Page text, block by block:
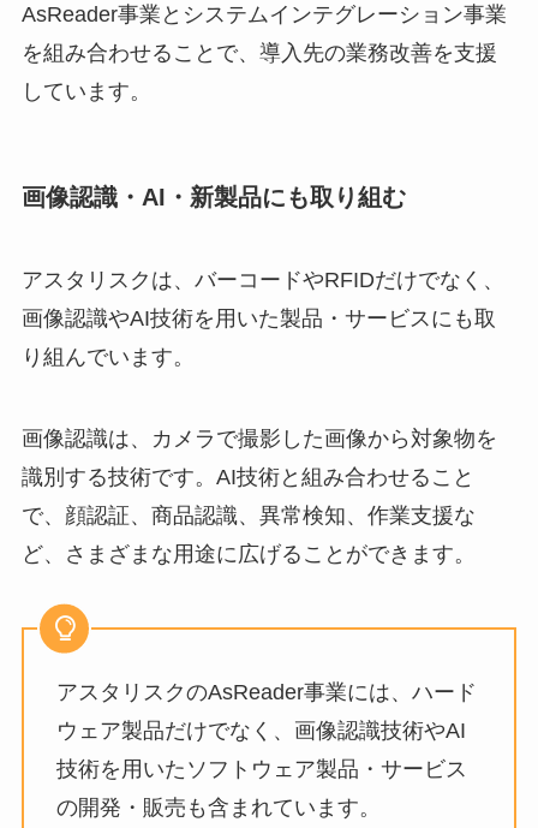
AsReader事業とシステムインテグレーション事業
を組み合わせることで、導入先の業務改善を支援
しています。
画像認識・AI・新製品にも取り組む
アスタリスクは、バーコードやRFIDだけでなく、
画像認識やAI技術を用いた製品・サービスにも取
り組んでいます。
画像認識は、カメラで撮影した画像から対象物を
識別する技術です。AI技術と組み合わせること
で、顔認証、商品認識、異常検知、作業支援な
ど、さまざまな用途に広げることができます。
アスタリスクのAsReader事業には、ハード
ウェア製品だけでなく、画像認識技術やAI
技術を用いたソフトウェア製品・サービス
の開発・販売も含まれています。